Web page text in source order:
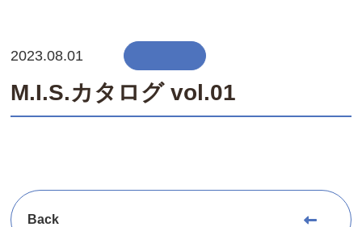
2023.08.01
M.I.S.カタログ vol.01
Back